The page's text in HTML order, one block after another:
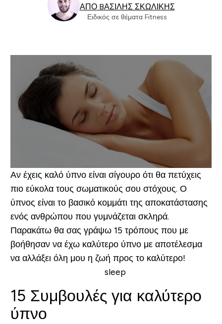
ΑΠΌ BΑΣΊΛΗΣ ΣΚΩΛΊΚΗΣ
Ειδικός σε θέματα Fitness
Αν έχεις καλό ύπνο είναι σίγουρο ότι θα πετύχεις
πιο εύκολα τους σωματικούς σου στόχους. Ο
ύπνος είναι το βασικό κομμάτι της αποκατάστασης
ενός ανθρώπου που γυμνάζεται σκληρά.
Παρακάτω θα σας γράψω 15 τρόπους που με
βοήθησαν να έχω καλύτερο ύπνο με αποτέλεσμα
να αλλάξει όλη μου η ζωή προς το καλύτερο!
15 Συμβουλές για καλύτερο
ύπνο